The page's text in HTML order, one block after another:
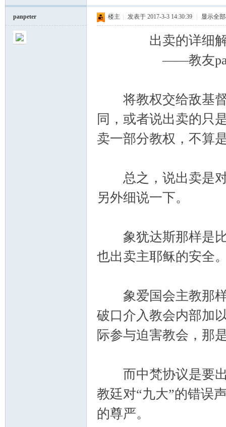
panpeter 楼主 发表于 2017-3-3 14:30:39 显示全
出卖的详细解
——教友
将教权交给敌基督
同，或者说出卖的只
卖一部分教权，不算
总之，说出卖是对
另外细说一下。
象犹达斯那样是比
也出卖主耶稣的安全
象爱国会主教那样
破口介入教会内部加
际参与迫害教会，那
而中梵协议是要出
教廷对“九大”的错误
的尊严。